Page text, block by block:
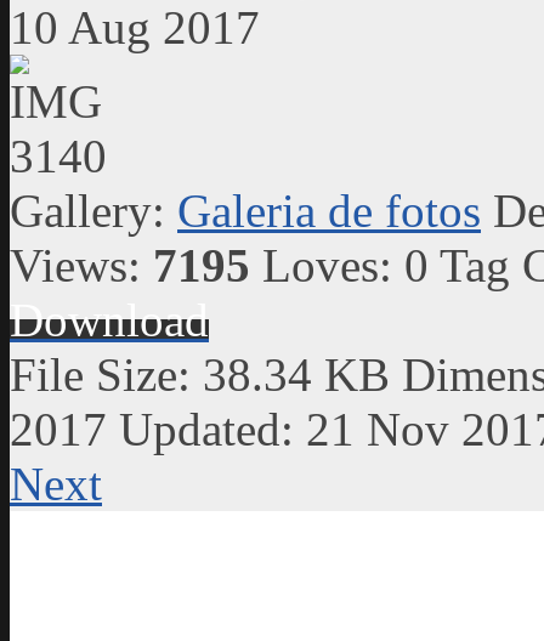
10 Aug 2017
Gallery: Galeria de fotos
Views: 7195 Loves: 0 Tag
Download
File Size: 38.34 KB
2017 Updated: 21 Nov
Next